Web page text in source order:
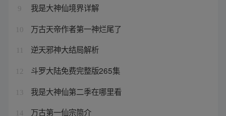
9 我是大神仙境界详解
10 万古天帝作者第一神烂尾了
逆天邪神大结局解析
12 斗罗大陆免费完整版265集
13 我是大神仙第二季在哪里看
14 万古第一仙宗简介